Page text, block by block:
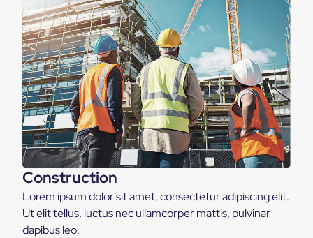
Construction
Lorem ipsum dolor sit amet, consectetur adipiscing elit.
Ut elit tellus, luctus nec ullamcorper mattis, pulvinar
dapibus leo.